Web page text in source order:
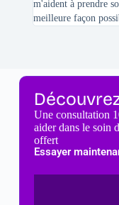
m'aident à prendre
meilleure façon
Une consultation
aider dans le soin
offert
Essayer